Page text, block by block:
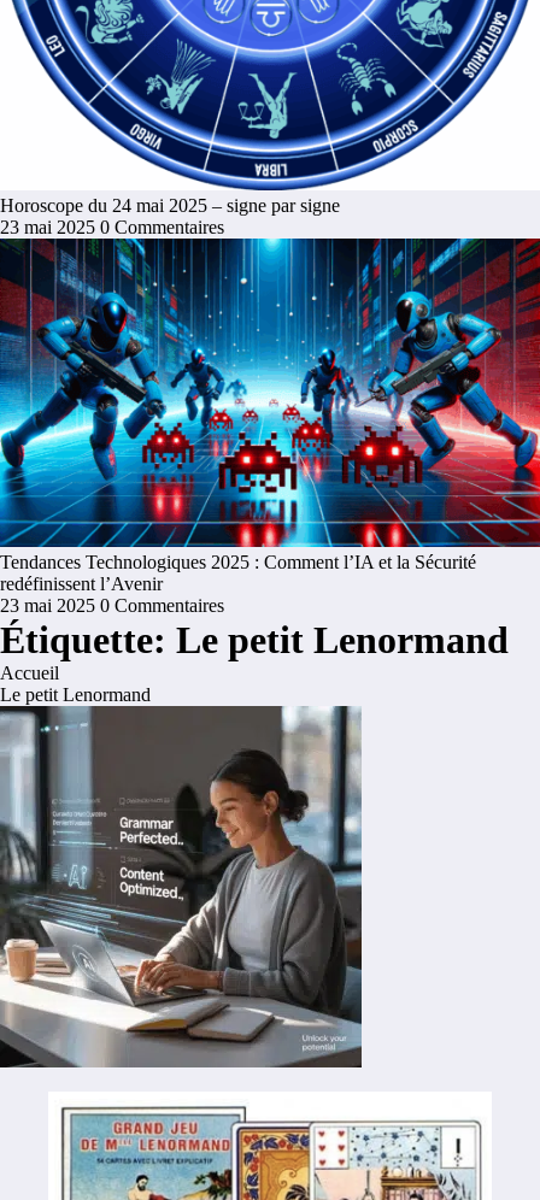
Horoscope du 24 mai 2025 – signe par signe
23 mai 2025 0 Commentaires
Tendances Technologiques 2025 : Comment l’IA et la Sécurité
redéfinissent l’Avenir
23 mai 2025 0 Commentaires
Étiquette: Le petit Lenormand
Accueil
Le petit Lenormand